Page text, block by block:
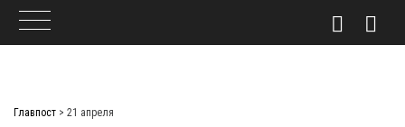
Главпост > 21 апреля